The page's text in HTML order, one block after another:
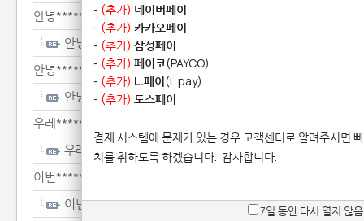
안녕*************
안녕*************
안녕*****
안녕*****
우레******************
우레******************
이번***************
이번***************
- (추가) 네이버페이
- (추가) 카카오페이
- (추가) 삼성페이
- (추가) 페이코(PAYCO)
- (추가) L.페이(L.pay)
- (추가) 토스페이
결제 시스템에 문제가 있는 경우 고객센터로 알려주시면
치를 취하도록 하겠습니다. 감사합니다.
7일 동안 다시 열지 않음